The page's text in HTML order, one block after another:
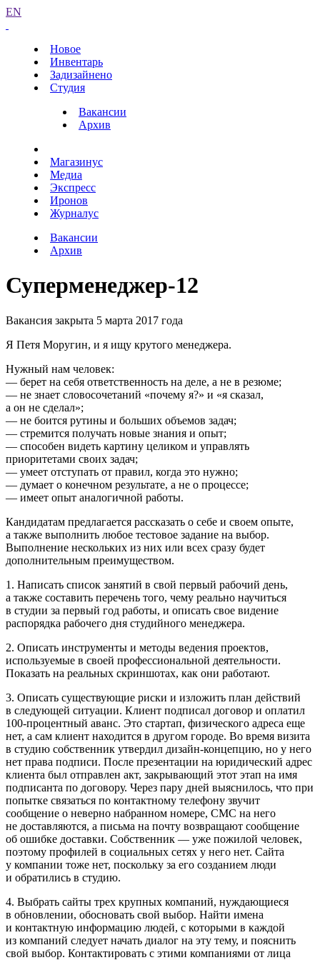
EN
Новое
Инвентарь
Задизайнено
Студия
Вакансии
Архив
Магазинус
Медиа
Экспресс
Иронов
Журналус
Вакансии
Архив
Суперменеджер-12
Вакансия закрыта 5 марта 2017 года
Я Петя Моругин, и я ищу крутого менеджера.
Нужный нам человек:
— берет на себя ответственность на деле, а не в резюме;
— не знает словосочетаний «почему я?» и «я сказал,
а он не сделал»;
— не боится рутины и больших объемов задач;
— стремится получать новые знания и опыт;
— способен видеть картину целиком и управлять
приоритетами своих задач;
— умеет отступать от правил, когда это нужно;
— думает о конечном результате, а не о процессе;
— имеет опыт аналогичной работы.
Кандидатам предлагается рассказать о себе и своем опыте,
а также выполнить любое тестовое задание на выбор.
Выполнение нескольких из них или всех сразу будет
дополнительным преимуществом.
1. Написать список занятий в свой первый рабочий день,
а также составить перечень того, чему реально научиться
в студии за первый год работы, и описать свое видение
распорядка рабочего дня студийного менеджера.
2. Описать инструменты и методы ведения проектов,
используемые в своей профессиональной деятельности.
Показать на реальных скриншотах, как они работают.
3. Описать существующие риски и изложить план действий
в следующей ситуации. Клиент подписал договор и оплатил
100-процентный аванс. Это стартап, физического адреса еще
нет, а сам клиент находится в другом городе. Во время визита
в студию собственник утвердил дизайн-концепцию, но у него
нет права подписи. После презентации на юридический адрес
клиента был отправлен акт, закрывающий этот этап на имя
подписанта по договору. Через пару дней выяснилось, что при
попытке связаться по контактному телефону звучит
сообщение о неверно набранном номере, СМС на него
не доставляются, а письма на почту возвращают сообщение
об ошибке доставки. Собственник — уже пожилой человек,
поэтому профилей в социальных сетях у него нет. Сайта
у компании тоже нет, поскольку за его созданием люди
и обратились в студию.
4. Выбрать сайты трех крупных компаний, нуждающиеся
в обновлении, обосновать свой выбор. Найти имена
и контактную информацию людей, с которыми в каждой
из компаний следует начать диалог на эту тему, и пояснить
свой выбор. Контактировать с этими компаниями от лица